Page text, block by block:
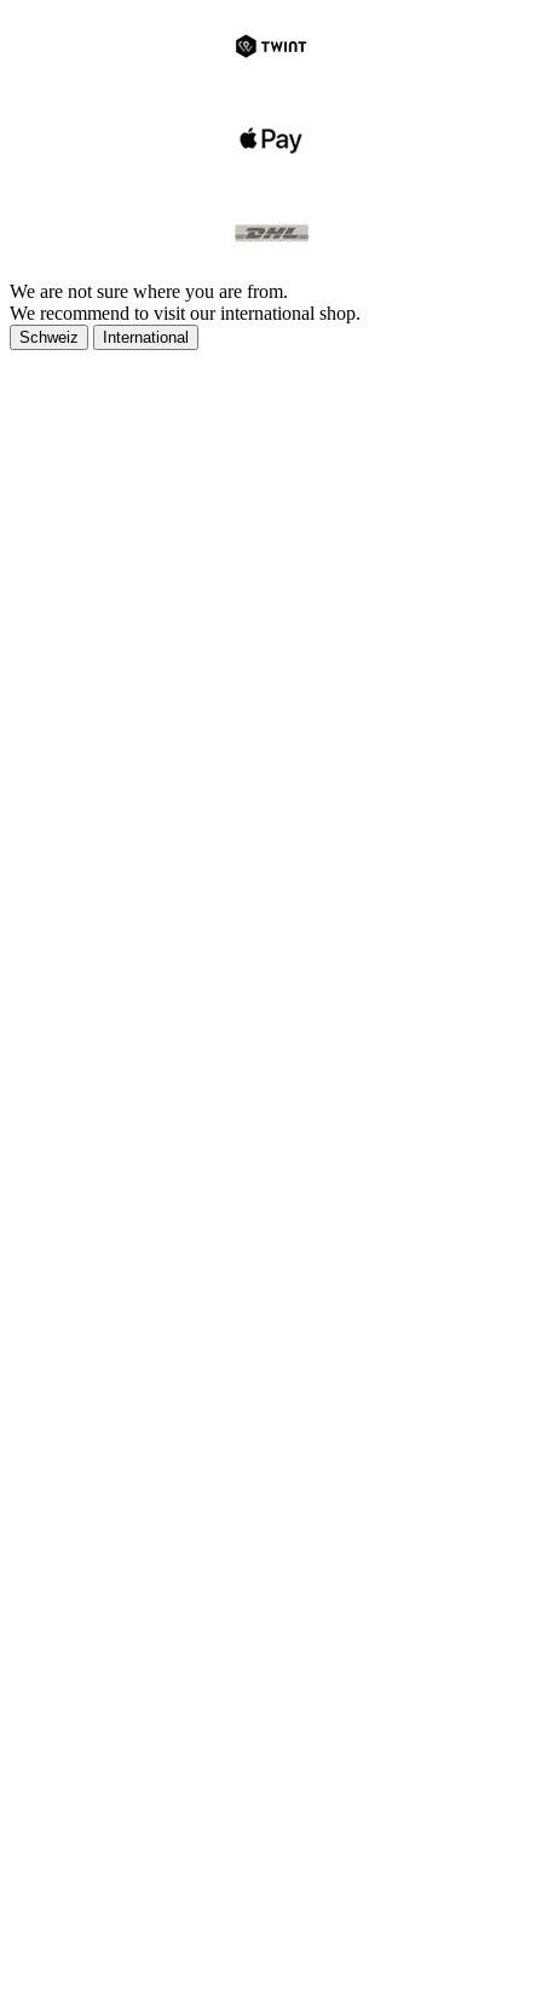
We are not sure where you are from.
We recommend to visit our international shop.
Schweiz International